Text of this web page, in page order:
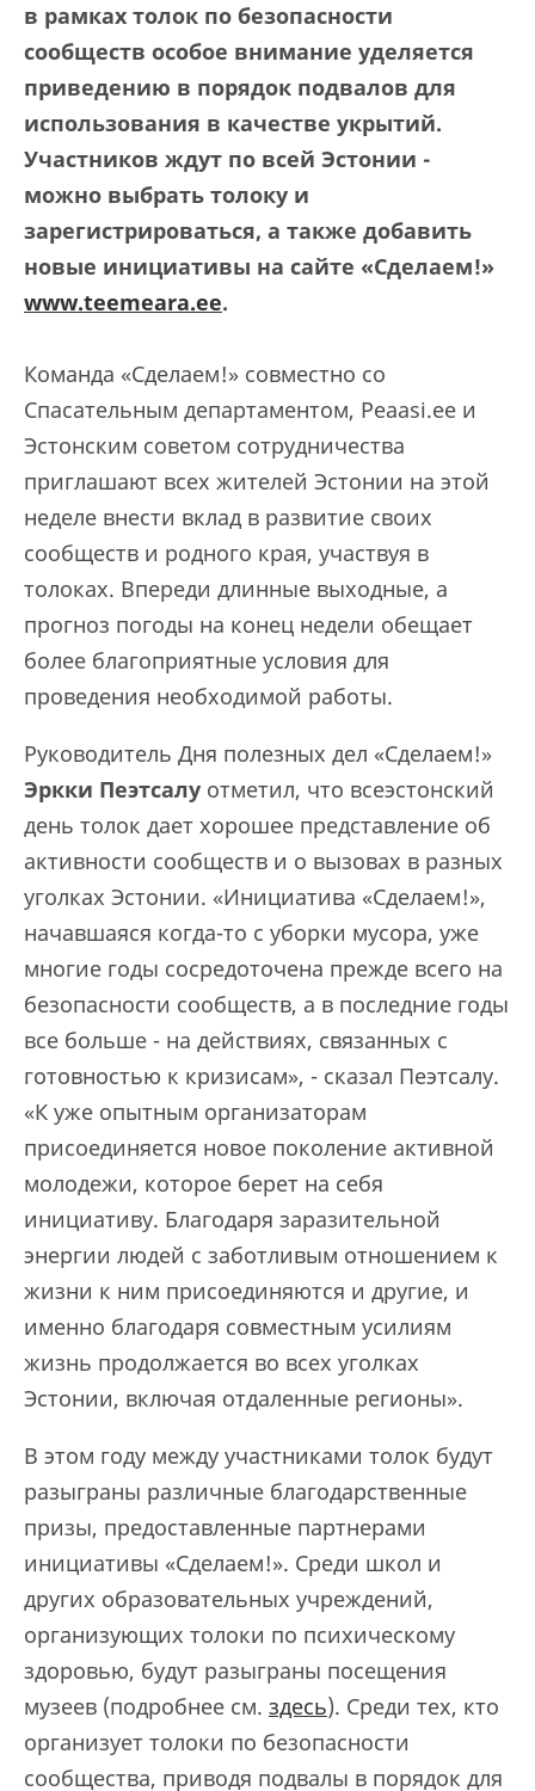
в рамках толок по безопасности
сообществ особое внимание уделяется
приведению в порядок подвалов для
использования в качестве укрытий.
Участников ждут по всей Эстонии -
можно выбрать толоку и
зарегистрироваться, а также добавить
новые инициативы на сайте «Сделаем!»
www.teemeara.ee.
Команда «Сделаем!» совместно со
Спасательным департаментом, Peaasi.ee и
Эстонским советом сотрудничества
приглашают всех жителей Эстонии на этой
неделе внести вклад в развитие своих
сообществ и родного края, участвуя в
толоках. Впереди длинные выходные, а
прогноз погоды на конец недели обещает
более благоприятные условия для
проведения необходимой работы.
Руководитель Дня полезных дел «Сделаем!»
Эркки Пеэтсалу отметил, что всеэстонский
день толок дает хорошее представление об
активности сообществ и о вызовах в разных
уголках Эстонии. «Инициатива «Сделаем!»,
начавшаяся когда-то с уборки мусора, уже
многие годы сосредоточена прежде всего на
безопасности сообществ, а в последние годы
все больше - на действиях, связанных с
готовностью к кризисам», - сказал Пеэтсалу.
«К уже опытным организаторам
присоединяется новое поколение активной
молодежи, которое берет на себя
инициативу. Благодаря заразительной
энергии людей с заботливым отношением к
жизни к ним присоединяются и другие, и
именно благодаря совместным усилиям
жизнь продолжается во всех уголках
Эстонии, включая отдаленные регионы».
В этом году между участниками толок будут
разыграны различные благодарственные
призы, предоставленные партнерами
инициативы «Сделаем!». Среди школ и
других образовательных учреждений,
организующих толоки по психическому
здоровью, будут разыграны посещения
музеев (подробнее см. здесь). Среди тех, кто
организует толоки по безопасности
сообщества, приводя подвалы в порядок для